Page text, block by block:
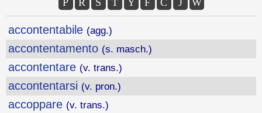
P
R S T Y F C J W
accontentabile (agg.)
accontentamento (s. masch.)
accontentare (v. trans.)
accontentarsi (v. pron.)
accoppare (v. trans.)